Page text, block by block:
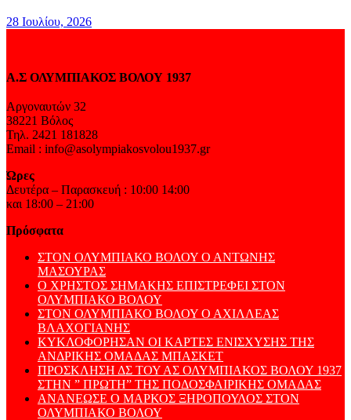
28 Ιουλίου, 2026
Α.Σ ΟΛΥΜΠΙΑΚΟΣ ΒΟΛΟΥ 1937
Αργοναυτών 32
38221 Βόλος
Τηλ. 2421 181828
Email : info@asolympiakosvolou1937.gr
Ώρες
Δευτέρα – Παρασκευή : 10:00 14:00
και 18:00 – 21:00
Πρόσφατα
ΣΤΟΝ ΟΛΥΜΠΙΑΚΟ ΒΟΛΟΥ Ο ΑΝΤΩΝΗΣ
ΜΑΣΟΥΡΑΣ
Ο ΧΡΗΣΤΟΣ ΣΗΜΑΚΗΣ ΕΠΙΣΤΡΕΦΕΙ ΣΤΟΝ
ΟΛΥΜΠΙΑΚΟ ΒΟΛΟΥ
ΣΤΟΝ ΟΛΥΜΠΙΑΚΟ ΒΟΛΟΥ Ο ΑΧΙΛΛΕΑΣ
ΒΛΑΧΟΓΙΑΝΗΣ
ΚΥΚΛΟΦΟΡΗΣΑΝ ΟΙ ΚΑΡΤΕΣ ΕΝΙΣΧΥΣΗΣ ΤΗΣ
ΑΝΔΡΙΚΗΣ ΟΜΑΔΑΣ ΜΠΑΣΚΕΤ
ΠΡΟΣΚΛΗΣΗ ΔΣ ΤΟΥ ΑΣ ΟΛΥΜΠΙΑΚΟΣ ΒΟΛΟΥ 1937
ΣΤΗΝ ” ΠΡΩΤΗ” ΤΗΣ ΠΟΔΟΣΦΑΙΡΙΚΗΣ ΟΜΑΔΑΣ
ΑΝΑΝΕΩΣΕ Ο ΜΑΡΚΟΣ ΞΗΡΟΠΟΥΛΟΣ ΣΤΟΝ
ΟΛΥΜΠΙΑΚΟ ΒΟΛΟΥ